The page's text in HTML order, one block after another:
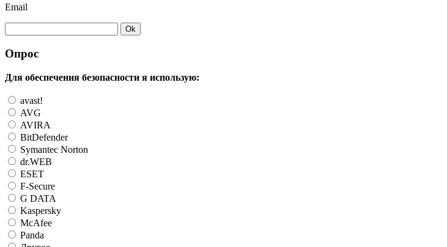
Email
Опрос
Для обеспечения безопасности я использую:
avast!
AVG
AVIRA
BitDefender
Symantec Norton
dr.WEB
ESET
F-Secure
G DATA
Kaspersky
McAfee
Panda